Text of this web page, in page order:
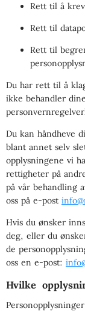
Rett til å
Rett til
Rett til
Du har rett til å
ikke behandler
Du kan håndheve
blant annet selv
opplysningene vi
rettigheter på
på vår behandling
oss på e-post
Hvis du ønsker
deg, eller du
de
oss en e-post:
Hvilke